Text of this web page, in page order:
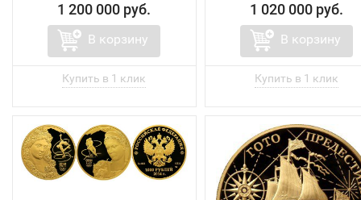
1 200 000 руб.
В корзину
1 020 000 руб.
В корзину